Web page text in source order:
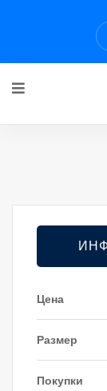
Цена
Размер
Покупки